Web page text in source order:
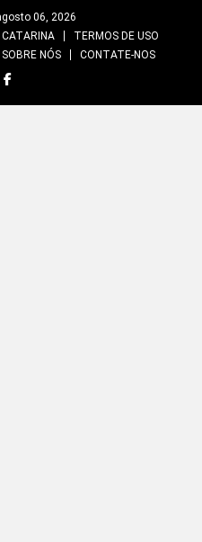
06, 2026
TERMOS DE USO
SOBRE NÓS CONTATE-NOS